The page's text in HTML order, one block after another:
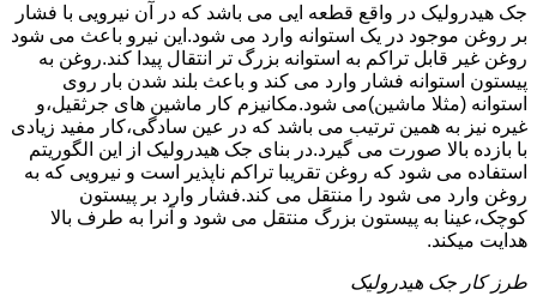
جک هیدرولیک در واقع قطعه ایی می باشد که در آن نیرویی با فشار
بر روغن موجود در یک استوانه وارد می شود.این نیرو باعث می شود
روغن غیر قابل تراکم به استوانه بزرگ تر انتقال پیدا کند.روغن به
پیستون استوانه فشار وارد می کند و باعث بلند شدن بار روی
استوانه (مثلا ماشین)می شود.مکانیزم کار ماشین های جرثقیل،و
غیره نیز به همین ترتیب می باشد که در عین سادگی،کار مفید زیادی
با بازده بالا صورت می گیرد.در بنای جک هیدرولیک از این الگوریتم
استفاده می شود که روغن تقریبا تراکم ناپذیر است و نیرویی که به
روغن وارد می شود را منتقل می کند.فشار وارد بر پیستون
کوچک،عینا به پیستون بزرگ منتقل می شود و آنرا به طرف بالا
هدایت میکند.
طرز کار جک هیدرولیک